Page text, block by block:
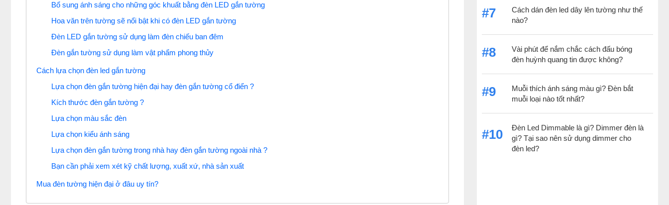
Bổ sung ánh sáng cho những góc khuất bằng đèn LED gắn tường
Hoa văn trên tường sẽ nổi bật khi có đèn LED gắn tường
Đèn LED gắn tường sử dụng làm đèn chiếu ban đêm
Đèn gắn tường sử dụng làm vật phẩm phong thủy
Cách lựa chọn đèn led gắn tường
Lựa chọn đèn gắn tường hiện đại hay đèn gắn tường cổ điển ?
Kích thước đèn gắn tường ?
Lựa chọn màu sắc đèn
Lựa chọn kiểu ánh sáng
Lựa chọn đèn gắn tường trong nhà hay đèn gắn tường ngoài nhà ?
Bạn cần phải xem xét kỹ chất lượng, xuất xứ, nhà sản xuất
Mua đèn tường hiện đại ở đâu uy tín?
#7
Cách dán đèn led dây lên tường như thế
nào?
#8
Vài phút để nắm chắc cách đấu bóng
đèn huỳnh quang tin được không?
#9
Muỗi thích ánh sáng màu gì? Đèn bắt
muỗi loại nào tốt nhất?
#10
Đèn Led Dimmable là gì? Dimmer đèn là
gì? Tại sao nên sử dụng dimmer cho
đèn led?